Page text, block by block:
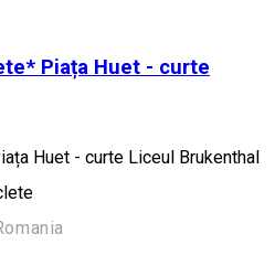
Piața Huet - curte
Huet - curte Liceul Brukenthal